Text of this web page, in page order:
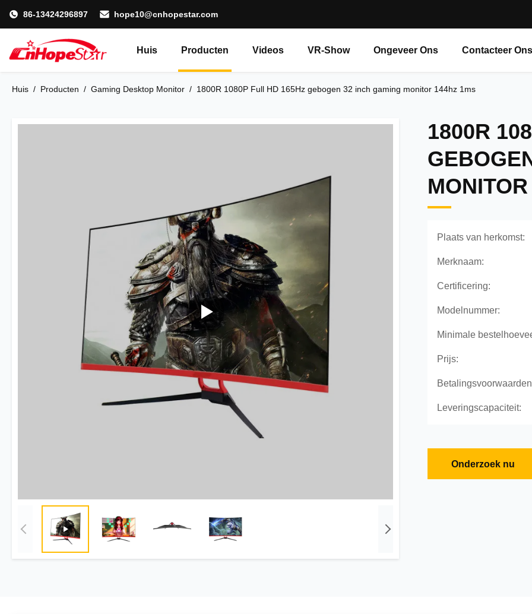
86-13424296897 hope10@cnhopestar.com
Huis Producten Videos VR-Show Ongeveer Ons Contacteer Ons
Huis / Producten / Gaming Desktop Monitor / 1800R 1080P Full HD 165Hz gebogen 32 inch gaming monitor 144hz 1ms
1800R
Plaats van herkomst:
Merknaam:
Certificering:
Modelnummer:
Minimale
Prijs:
Leveringscapaciteit:
Onderzoek nu